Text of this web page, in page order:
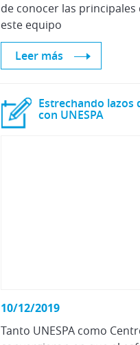
de conocer las
este equipo
Leer más
Estrechando lazos
con UNESPA
10/12/2019
Tanto UNESPA como